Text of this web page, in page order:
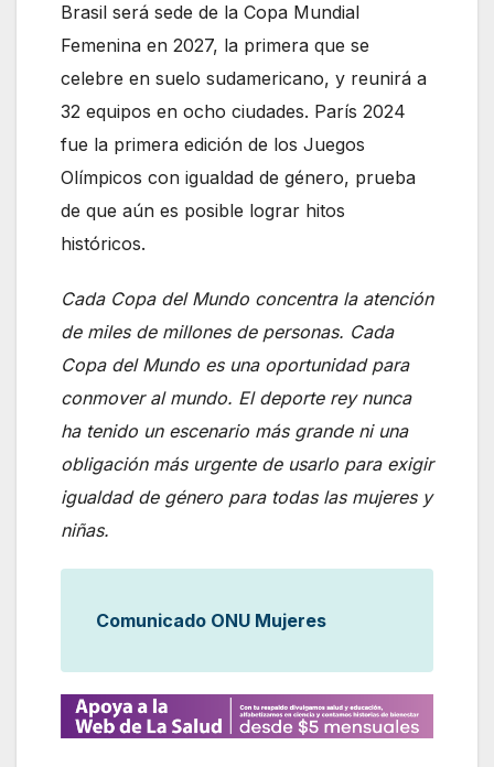
Brasil será sede de la Copa Mundial
Femenina en 2027, la primera que se
celebre en suelo sudamericano, y reunirá a
32 equipos en ocho ciudades. París 2024
fue la primera edición de los Juegos
Olímpicos con igualdad de género, prueba
de que aún es posible lograr hitos
históricos.
Cada Copa del Mundo concentra la atención
de miles de millones de personas. Cada
Copa del Mundo es una oportunidad para
conmover al mundo. El deporte rey nunca
ha tenido un escenario más grande ni una
obligación más urgente de usarlo para exigir
igualdad de género para todas las mujeres y
niñas.
Comunicado ONU Mujeres